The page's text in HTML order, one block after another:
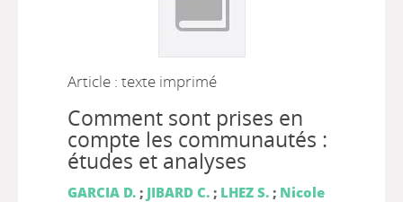
Article : texte imprimé
Comment sont prises en
compte les communautés :
études et analyses
GARCIA D.; JIBARD C.; LHEZ S.; Nicole